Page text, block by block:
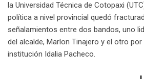
la Universidad Técnica de Cotopaxi
política a nivel provincial quedó
señalamientos entre dos bandos, uno
del alcalde, Marlon Tinajero y el otro
institución Idalia Pacheco.